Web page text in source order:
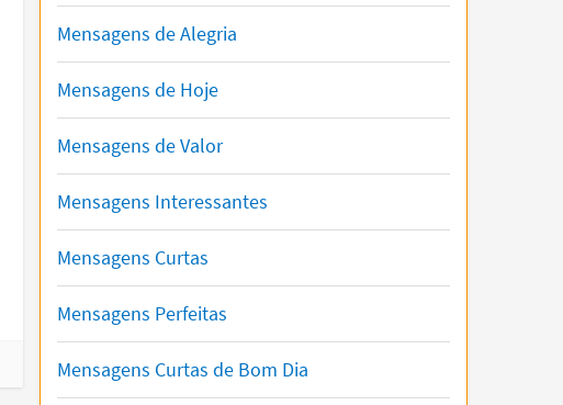
Mensagens de Alegria
Mensagens de Hoje
Mensagens de Valor
Mensagens Interessantes
Mensagens Curtas
Mensagens Perfeitas
Mensagens Curtas de Bom Dia